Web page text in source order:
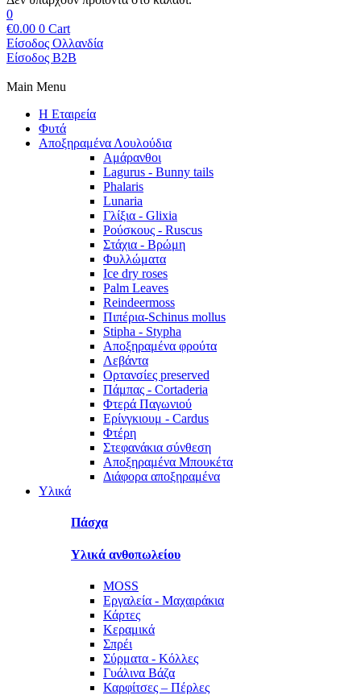
0
€0.00 0 Cart
Είσοδος Ολλανδία
Είσοδος B2B
Main Menu
Η Εταιρεία
Φυτά
Αποξηραμένα Λουλούδια
Αμάρανθοι
Lagurus - Bunny tails
Phalaris
Lunaria
Γλίξια - Glixia
Ρούσκους - Ruscus
Στάχια - Βρώμη
Φυλλώματα
Ice dry roses
Palm Leaves
Reindeermoss
Πιπέρια-Schinus mollus
Stipha - Stypha
Αποξηραμένα φρούτα
Λεβάντα
Ορτανσίες preserved
Πάμπας - Cortaderia
Φτερά Παγωνιού
Ερίνγκιουμ - Cardus
Φτέρη
Στεφανάκια σύνθεση
Αποξηραμένα Μπουκέτα
Διάφορα αποξηραμένα
Υλικά
Πάσχα
Υλικά ανθοπωλείου
MOSS
Εργαλεία - Μαχαιράκια
Κάρτες
Κεραμικά
Σπρέι
Σύρματα - Κόλλες
Γυάλινα Βάζα
Καρφίτσες – Πέρλες